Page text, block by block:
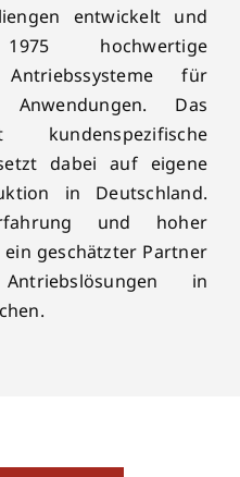
entwickelt und
hochwertige
für
Das
dabei auf eigene
in Deutschland.
und hoher
ein geschätzter Partner
in